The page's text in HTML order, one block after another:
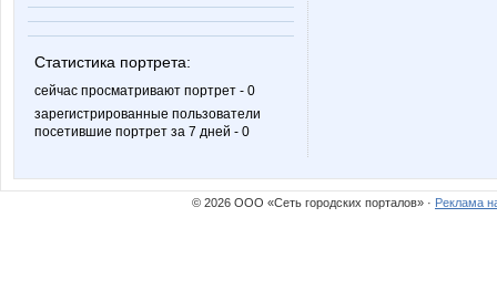
Статистика портрета:
сейчас просматривают портрет - 0
зарегистрированные пользователи
посетившие портрет за 7 дней - 0
© 2026 ООО «Сеть городских порталов» · Реклама